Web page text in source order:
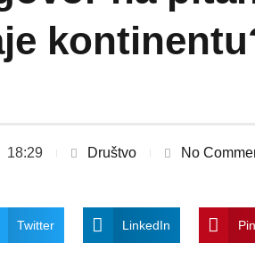
18:29 Društvo No
Twitter LinkedIn